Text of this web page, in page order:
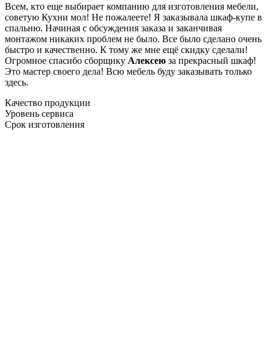
Всем, кто еще выбирает компанию для изготовления мебели,
советую Кухни мол! Не пожалеете! Я заказывала шкаф-купе в
спальню. Начиная с обсуждения заказа и заканчивая
монтажом никаких проблем не было. Все было сделано очень
быстро и качественно. К тому же мне ещё скидку сделали!
Огромное спасибо сборщику Алексею за прекрасный шкаф!
Это мастер своего дела! Всю мебель буду заказывать только
здесь.
Качество продукции
Уровень сервиса
Срок изготовления